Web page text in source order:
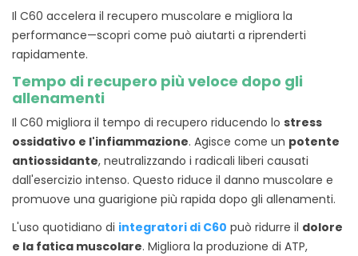
Il C60 accelera il recupero muscolare e migliora la
performance—scopri come può aiutarti a riprenderti
rapidamente.
Tempo di recupero più veloce dopo gli
allenamenti
Il C60 migliora il tempo di recupero riducendo lo stress
ossidativo e l'infiammazione. Agisce come un potente
antiossidante, neutralizzando i radicali liberi causati
dall'esercizio intenso. Questo riduce il danno muscolare e
promuove una guarigione più rapida dopo gli allenamenti.
L'uso quotidiano di integratori di C60 può ridurre il dolore
e la fatica muscolare. Migliora la produzione di ATP,